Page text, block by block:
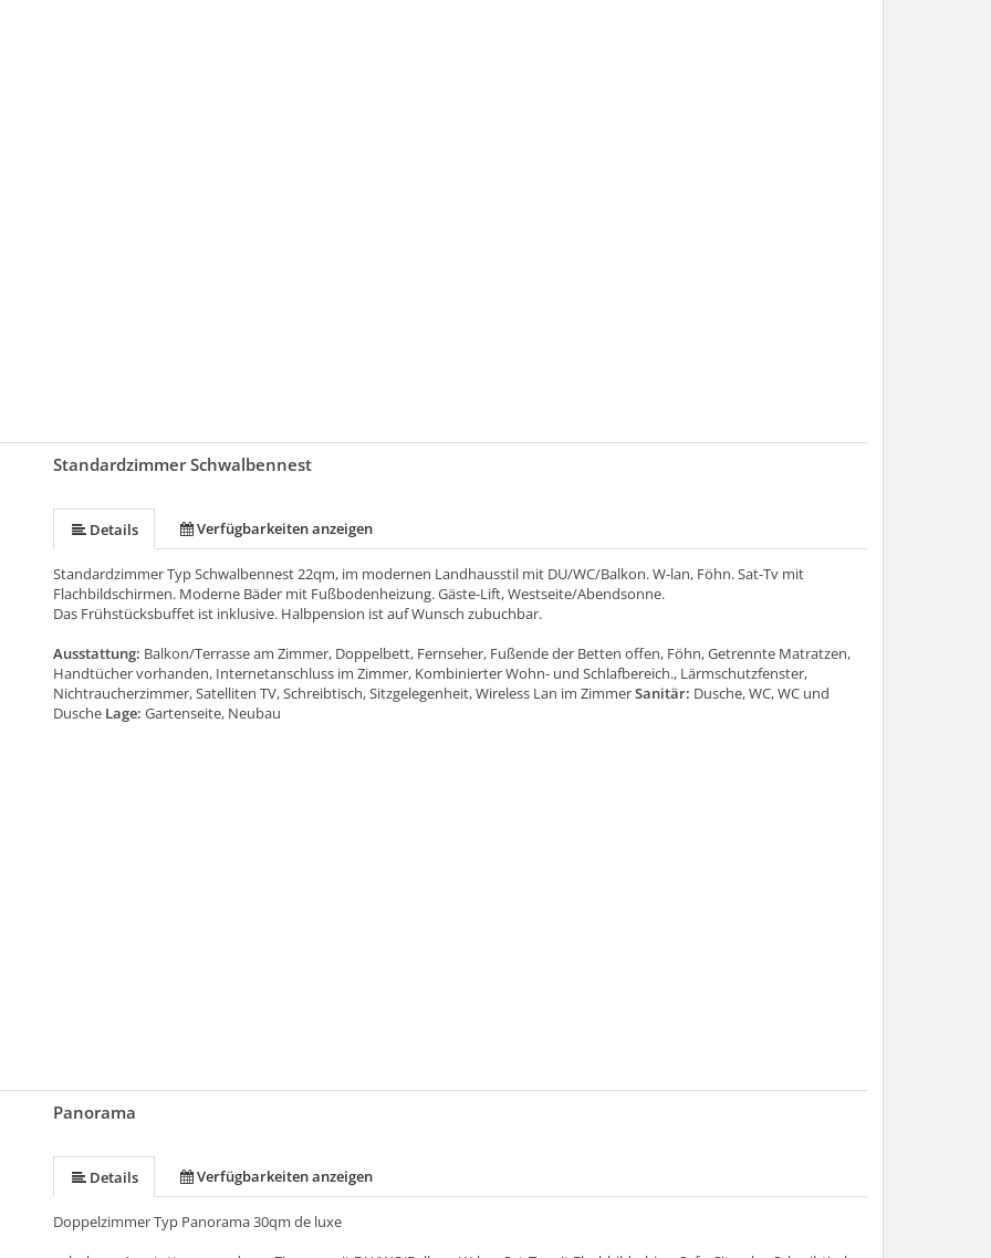
Standardzimmer Schwalbennest
Details Verfügbarkeiten anzeigen
Standardzimmer Typ Schwalbennest 22qm, im modernen Landhausstil mit DU/WC/Balkon. W-lan, Föhn. Sat-Tv mit
Flachbildschirmen. Moderne Bäder mit Fußbodenheizung. Gäste-Lift, Westseite/Abendsonne.
Das Frühstücksbuffet ist inklusive. Halbpension ist auf Wunsch zubuchbar.
Ausstattung: Balkon/Terrasse am Zimmer, Doppelbett, Fernseher, Fußende der Betten offen, Föhn, Getrennte Matratzen,
Handtücher vorhanden, Internetanschluss im Zimmer, Kombinierter Wohn- und Schlafbereich., Lärmschutzfenster,
Nichtraucherzimmer, Satelliten TV, Schreibtisch, Sitzgelegenheit, Wireless Lan im ZimmerSanitär: Dusche, WC, WC und
DuscheLage: Gartenseite, Neubau
Panorama
Details Verfügbarkeiten anzeigen
Doppelzimmer Typ Panorama 30qm de luxe